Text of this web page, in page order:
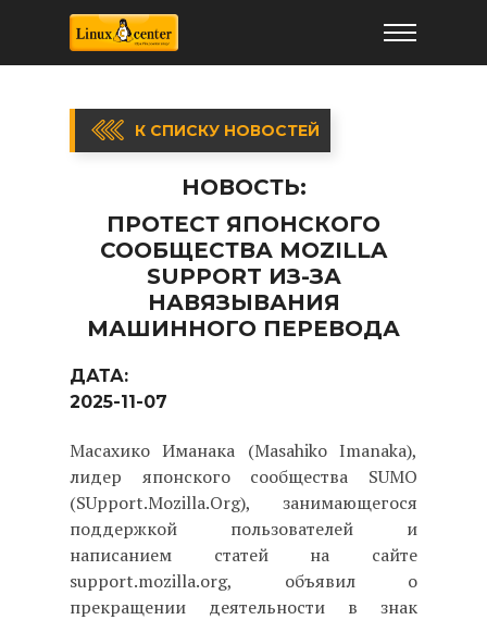
К СПИСКУ НОВОСТЕЙ
НОВОСТЬ:
ПРОТЕСТ ЯПОНСКОГО
СООБЩЕСТВА MOZILLA
SUPPORT ИЗ-ЗА
НАВЯЗЫВАНИЯ
МАШИННОГО ПЕРЕВОДА
ДАТА:
2025-11-07
Масахико Иманака (Masahiko Imanaka),
лидер японского сообщества SUMO
(SUpport.Mozilla.Org), занимающегося
поддержкой пользователей и
написанием статей на сайте
support.mozilla.org, объявил о
прекращении деятельности в знак